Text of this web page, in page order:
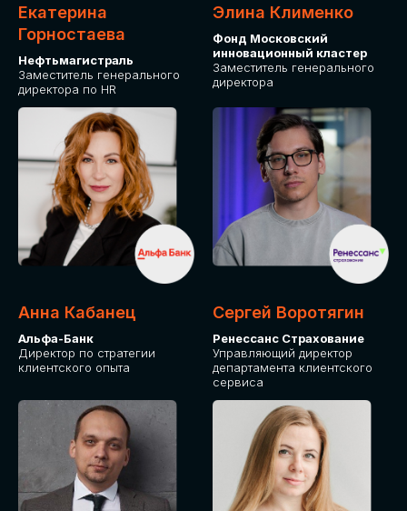
Екатерина
Горностаева
Нефтьмагистраль
Заместитель генерального
директора по HR
Элина Клименко
Фонд Московский
инновационный кластер
Заместитель генерального
директора
Анна Кабанец
Альфа-Банк
Директор по стратегии
клиентского опыта
Сергей Воротягин
Ренессанс Страхование
Управляющий директор
департамента клиентского
сервиса
Приглашаем стать партнером GLOBAL
TECH FORUM и презентовать ваши
решения целевой аудитории. Будем
рады сотрудничеству!
ПОДАТЬ ЗАЯВКУ
СТОИМОСТЬ
УЧАСТИЯ